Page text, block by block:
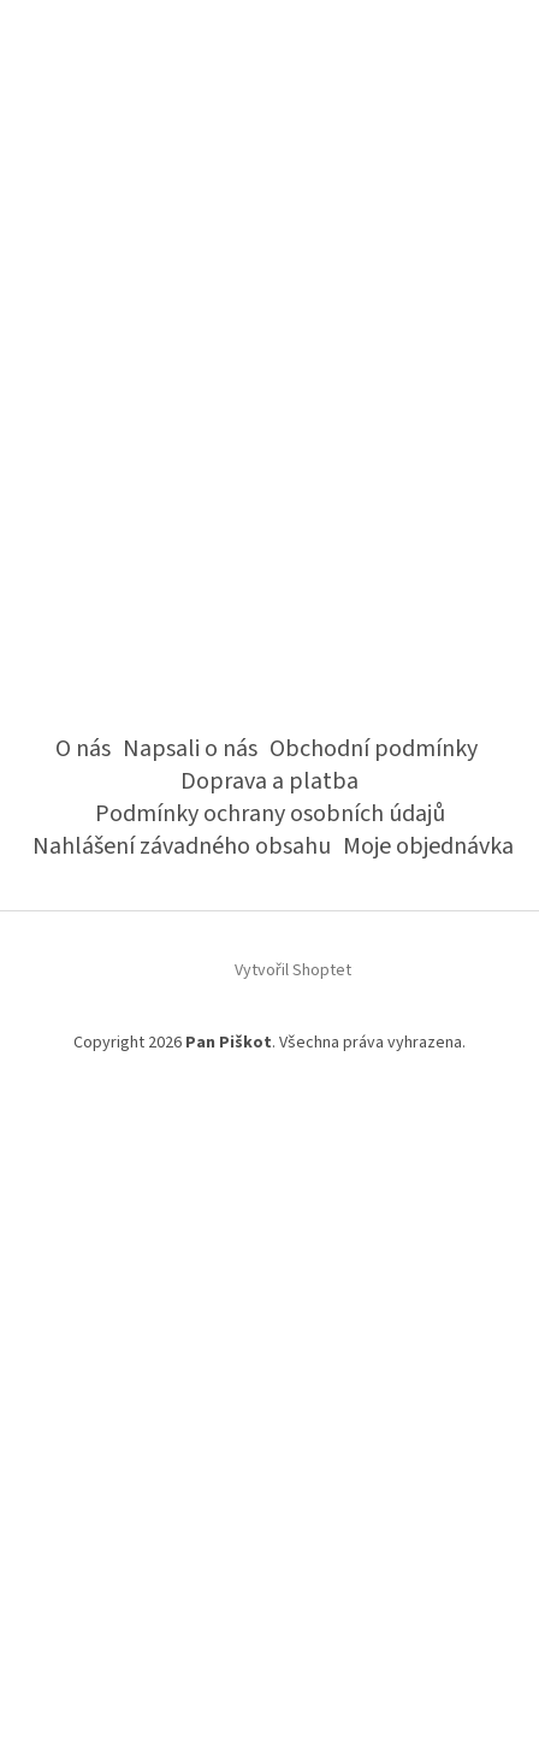
O nás Napsali o nás Obchodní podmínky
Doprava a platba
Podmínky ochrany osobních údajů
Nahlášení závadného obsahu Moje objednávka
Vytvořil Shoptet
Copyright 2026 Pan Piškot. Všechna práva vyhrazena.